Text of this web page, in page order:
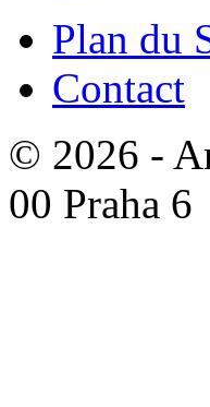
Plan du
Contact
© 2026 -
00 Praha 6